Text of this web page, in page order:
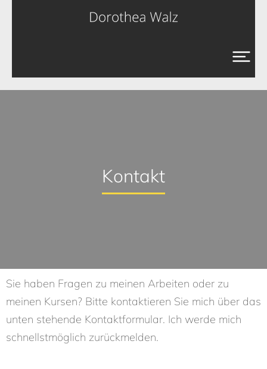
Kontakt
Sie haben Fragen zu meinen Arbeiten oder zu
meinen Kursen? Bitte kontaktieren Sie mich über das
unten stehende Kontaktformular. Ich werde mich
schnellstmöglich zurückmelden.